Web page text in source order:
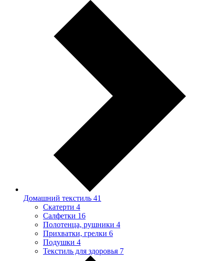
Домашний текстиль 41
Скатерти 4
Салфетки 16
Полотенца, рушники 4
Прихватки, грелки 6
Подушки 4
Текстиль для здоровья 7